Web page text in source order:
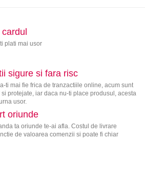
plati mai usor
sigure si fara risc
ti mai fie frica de tranzactiile online, acum sunt
si protejate, iar daca nu-ti place produsul, acesta
usor.
oriunde
ta oriunde te-ai afla. Costul de livrare
de valoarea comenzii si poate fi chiar